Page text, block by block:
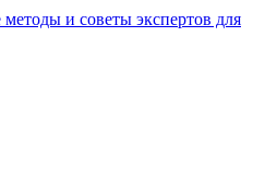
и советы экспертов для